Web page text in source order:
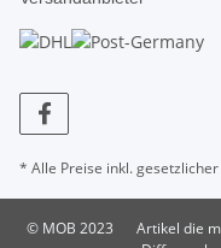
* Alle Preise inkl. gesetzlicher
© MOB 2023
Artikel die